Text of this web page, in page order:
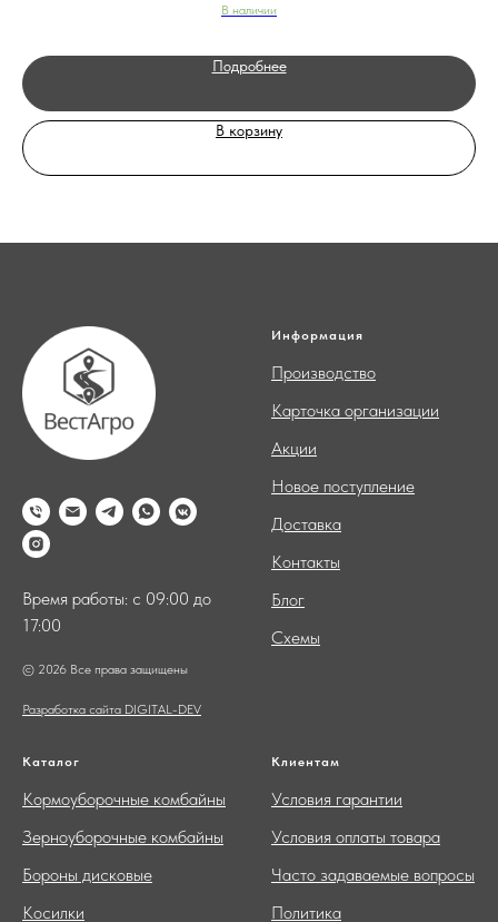
В наличии
Подробнее
В корзину
Время работы: с 09:00 до
17:00
© 2026 Все права защищены
Разработка сайта DIGITAL-DEV
Информация
Производство
Карточка организации
Акции
Новое поступление
Доставка
Контакты
Блог
Схемы
Каталог
Кормоуборочные комбайны
Зерноуборочные комбайны
Бороны дисковые
Косилки
Клиентам
Условия гарантии
Условия оплаты товара
Часто задаваемые вопросы
Политика